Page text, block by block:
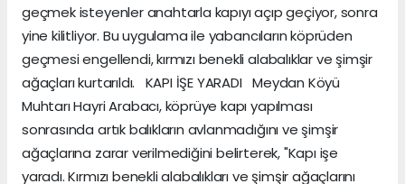
geçmek isteyenler anahtarla kapıyı açıp geçiyor, sonra
yine kilitliyor. Bu uygulama ile yabancıların köprüden
geçmesi engellendi, kırmızı benekli alabalıklar ve şimşir
ağaçları kurtarıldı. KAPI İŞE YARADI Meydan Köyü
Muhtarı Hayri Arabacı, köprüye kapı yapılması
sonrasında artık balıkların avlanmadığını ve şimşir
ağaçlarına zarar verilmediğini belirterek, "Kapı işe
yaradı. Kırmızı benekli alabalıkları ve şimşir ağaçlarını